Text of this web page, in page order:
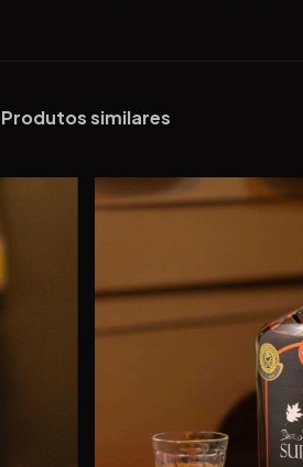
Produtos similares